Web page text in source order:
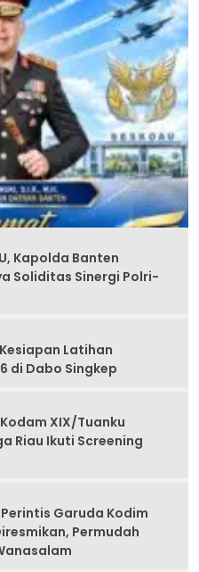
Kapolda Banten
Soliditas Sinergi Polri-
Latihan
di Dabo Singkep
XIX/Tuanku
Riau Ikuti Screening
Garuda Kodim
Permudah